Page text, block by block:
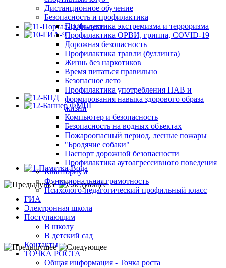
Дистанционное обучение
Безопасность и профилактика
Профилактика экстремизма и терроризма
Профилактика ОРВИ, гриппа, COVID-19
Дорожная безопасность
Профилактика травли (буллинга)
Жизнь без наркотиков
Время питаться правильно
Безопасное лето
Профилактика употребления ПАВ и
формирования навыка здорового образа
жизни
Компьютер и безопасность
Безопасность на водных объектах
Пожароопасный период, лесные пожары
"Бродячие собаки"
Паспорт дорожной безопасности
Профилактика аутоагрессивного поведения
Кванториум
Функциональная грамотность
Психолого-педагогический профильный класс
ГИА
Электронная школа
Поступающим
В школу
В детский сад
Контакты
ТОЧКА РОСТА
Общая информация - Точка роста